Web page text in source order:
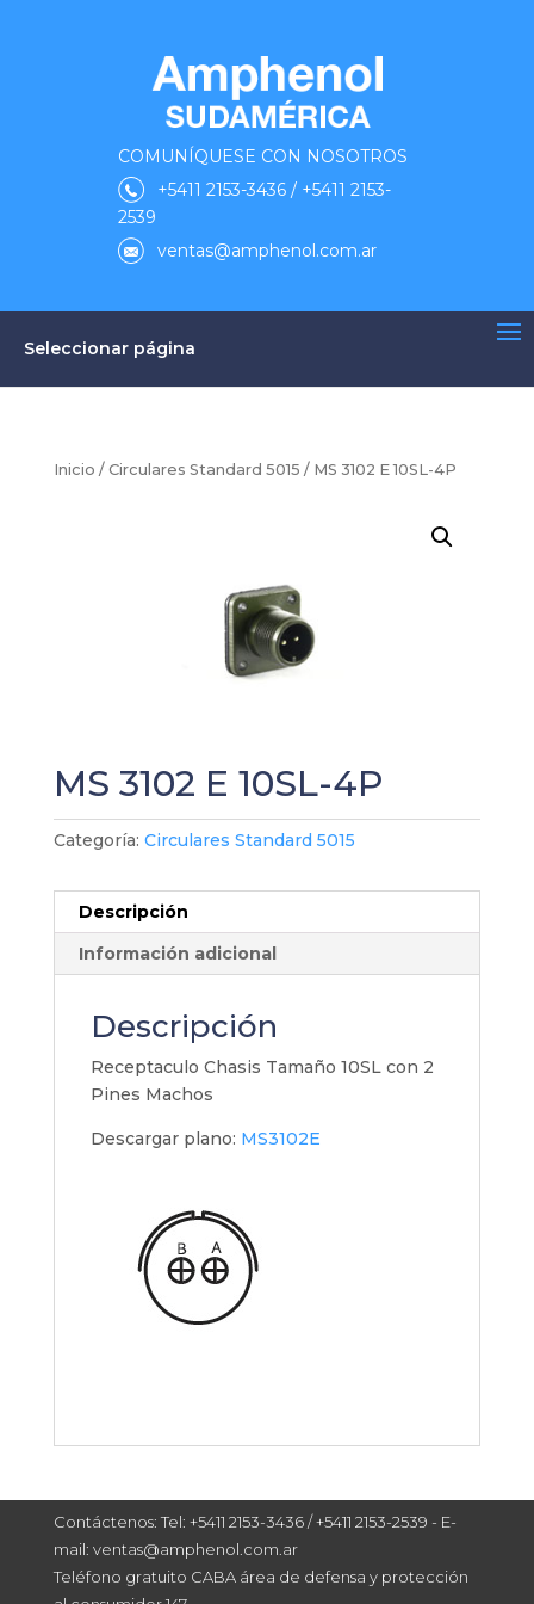
COMUNÍQUESE CON NOSOTROS
+5411 2153-3436 / +5411 2153-
2539
ventas@amphenol.com.ar
Seleccionar página
Inicio / Circulares Standard 5015 / MS 3102 E 10SL-4P
MS 3102 E 10SL-4P
Categoría: Circulares Standard 5015
Descripción
Información adicional
Descripción
Receptaculo Chasis Tamaño 10SL con 2
Pines Machos
Descargar plano: MS3102E
Contáctenos: Tel: +5411 2153-3436 / +5411 2153-2539 - E-
mail: ventas@amphenol.com.ar
Teléfono gratuito CABA área de defensa y protección